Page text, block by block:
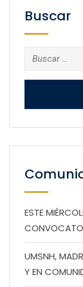
Buscar
Buscar:
ESTE
UMSNH,
Y EN